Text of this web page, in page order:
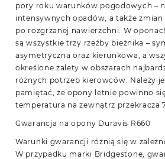
pory roku warunków pogodowych –
intensywnych opadów, a także
po rozgrzanej nawierzchni. W
są wszystkie trzy rzeźby bieżnika –
asymetryczna oraz kierunkowa, a
określone zalety w obszarach
różnych potrzeb kierowców. Należy
pamiętać, że opony letnie powinno
temperatura na zewnątrz przekracza
Gwarancja na opony Duravis R660
Warunki gwarancji różnią się w
W przypadku marki Bridgestone,